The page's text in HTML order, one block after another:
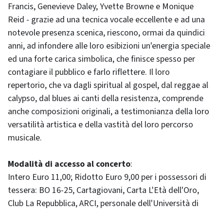
Francis, Genevieve Daley, Yvette Browne e Monique
Reid - grazie ad una tecnica vocale eccellente e ad una
notevole presenza scenica, riescono, ormai da quindici
anni, ad infondere alle loro esibizioni un'energia speciale
ed una forte carica simbolica, che finisce spesso per
contagiare il pubblico e farlo riflettere. Il loro
repertorio, che va dagli spiritual al gospel, dal reggae al
calypso, dal blues ai canti della resistenza, comprende
anche composizioni originali, a testimonianza della loro
versatilità artistica e della vastità del loro percorso
musicale.
Modalità di accesso al concerto:
Intero Euro 11,00; Ridotto Euro 9,00 per i possessori di
tessera: BO 16-25, Cartagiovani, Carta L'Età dell'Oro,
Club La Repubblica, ARCI, personale dell'Università di